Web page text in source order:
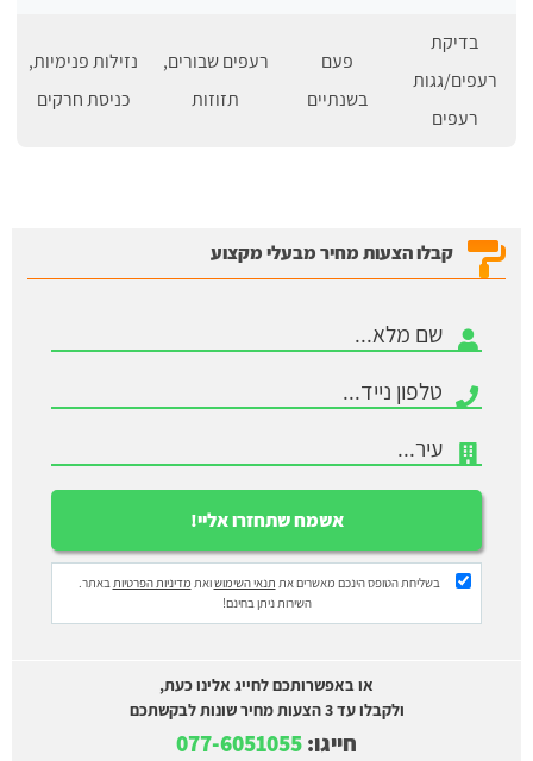
בדיקת
רעפים/גגות
רעפים
פעם
בשנתיים
רעפים שבורים,
תזוזות
נזילות פנימיות,
כניסת חרקים
קבלו הצעות מחיר מבעלי מקצוע
בשליחת הטופס הינכם מאשרים את תנאי השימושואת מדיניות הפרטיותבאתר.
השירות ניתן בחינם!
או באפשרותכם לחייג אלינו כעת,
ולקבלו עד 3 הצעות מחיר שונות לבקשתכם
חייגו: